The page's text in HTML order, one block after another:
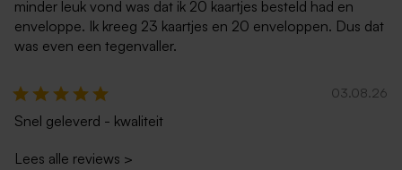
minder leuk vond was dat ik 20 kaartjes besteld had en
enveloppe. Ik kreeg 23 kaartjes en 20 enveloppen. Dus dat
was even een tegenvaller.
03.08.26
Snel geleverd - kwaliteit
Lees alle reviews >